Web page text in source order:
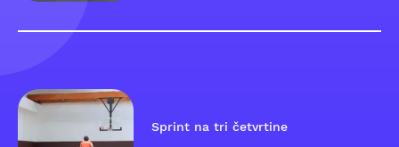
Sprint na tri četvrtine